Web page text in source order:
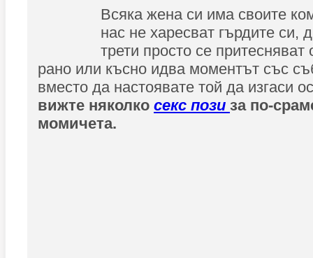
Всяка жена си има своите
нас не харесват гърдите си,
трети просто се притесняват
рано или късно идва моментът със
вместо да настоявате той да изгаси
вижте няколко секс пози за по-
момичета.